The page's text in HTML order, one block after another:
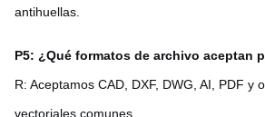
antihuellas.
P5: ¿Qué formatos de archivo aceptan
R: Aceptamos CAD, DXF, DWG, AI, PDF y
vectoriales comunes.